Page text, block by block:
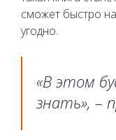
сможет быстро
угодно.
«В этом
знать», –